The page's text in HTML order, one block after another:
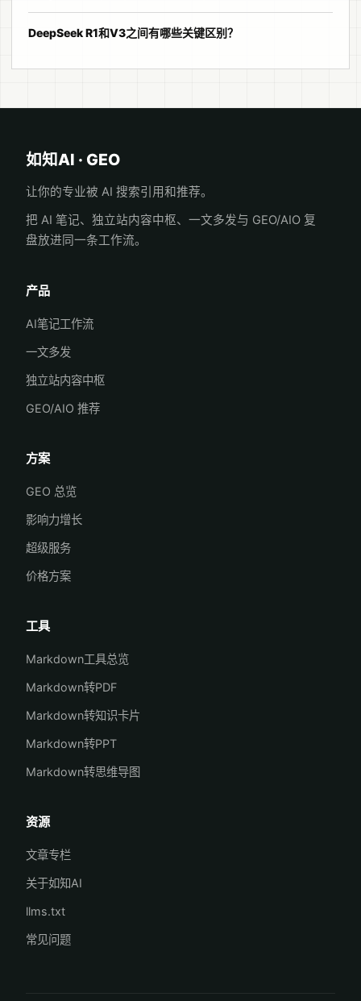
DeepSeek R1和V3之间有哪些关键区别？
如知AI · GEO
让你的专业被 AI 搜索引用和推荐。
把 AI 笔记、独立站内容中枢、一文多发与 GEO/AIO 复
盘放进同一条工作流。
产品
AI笔记工作流
一文多发
独立站内容中枢
GEO/AIO 推荐
方案
GEO 总览
影响力增长
超级服务
价格方案
工具
Markdown工具总览
Markdown转PDF
Markdown转知识卡片
Markdown转PPT
Markdown转思维导图
资源
文章专栏
关于如知AI
llms.txt
常见问题